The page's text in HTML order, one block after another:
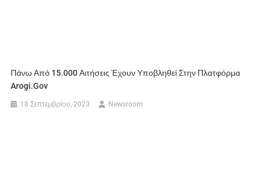
Πάνω Από 15.000 Αιτήσεις Έχουν Υποβληθεί Στην Πλατφόρμα
Arogi.gov
18 Σεπτεμβρίου, 2023 Newsroom